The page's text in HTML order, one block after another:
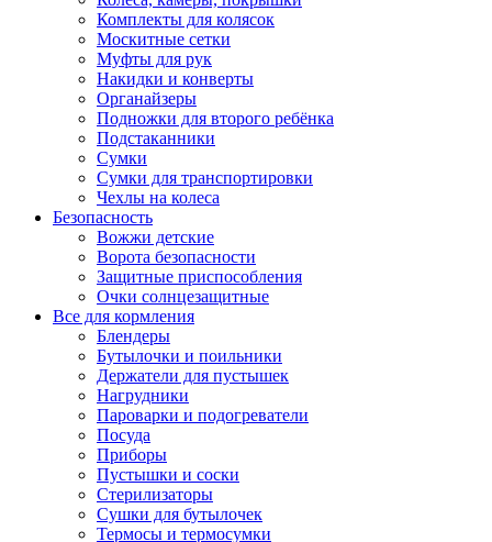
Комплекты для колясок
Москитные сетки
Муфты для рук
Накидки и конверты
Органайзеры
Подножки для второго ребёнка
Подстаканники
Сумки
Сумки для транспортировки
Чехлы на колеса
Безопасность
Вожжи детские
Ворота безопасности
Защитные приспособления
Очки солнцезащитные
Все для кормления
Блендеры
Бутылочки и поильники
Держатели для пустышек
Нагрудники
Пароварки и подогреватели
Посуда
Приборы
Пустышки и соски
Стерилизаторы
Сушки для бутылочек
Термосы и термосумки